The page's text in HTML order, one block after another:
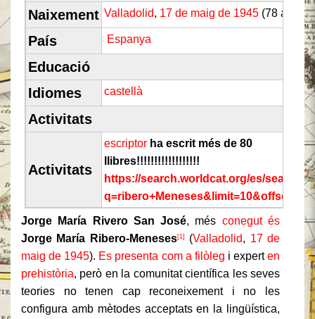
Naixement Valladolid, 17 de maig de 1945 (78 anys)
País Espanya
Educació
Idiomes
castellà
Activitats
Activitats
escriptor ha escrit més de 80
llibres!!!!!!!!!!!!!!!!!!
https://search.worldcat.org/es/search?
q=ribero+Meneses&limit=10&offset=1
Jorge María Rivero San José, més conegut és
Jorge María Ribero-Meneses[1] (Valladolid, 17 de
maig de 1945). Es presenta com a filòleg i experten
prehistòria, però en la comunitat científica les seves
teories no tenen cap reconeixement i no les
configura amb mètodes acceptats en la lingüística,